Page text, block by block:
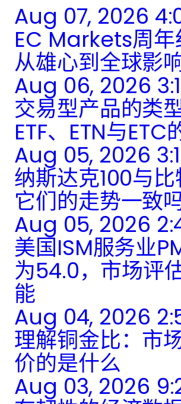
Aug 07, 2026
EC Markets周年
从雄心到全球影
Aug 06, 2026
交易型产品的类型
ETF、ETN与ETC
Aug 05, 2026
纳斯达克100与比
它们的走势一致吗
Aug 05, 2026
美国ISM服务业
为54.0，市场评
能
Aug 04, 2026
理解铜金比：市
价的是什么
Aug 03, 2026